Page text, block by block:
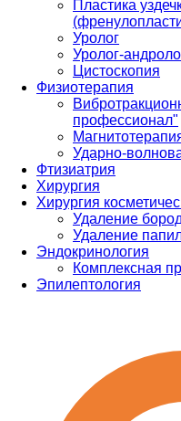
Пластика
Уролог
Уролог-
Цистоскопия
Физиотерапия
профессионал"
Ударно-
Фтизиатрия
Хирургия
Хирургия
Удаление
Удаление
Эндокринология
Комплексная
Эпилептология